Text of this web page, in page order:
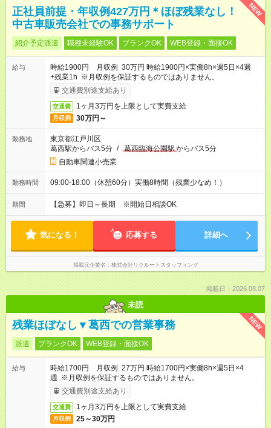
NEW
正社員前提・年収例427万円＊ほぼ残業なし！
中古車販売会社での事務サポート
紹介予定派遣 職種未経験OK ブランクOK WEB登録・面接OK
給与
時給1900円 月収例 30万円 時給1900円×実働8h×週5日×4週
+残業1h ※月収例を保証するものではありません。
交通費別途支給あり
交通費 1ヶ月3万円を上限として実費支給
月収例 30万円～
勤務地
東京都江戸川区
葛西駅からバス5分 / 葛西臨海公園駅からバス5分
自動車関連小売業
勤務時間 09:00-18:00（休憩60分）実働8時間（残業少なめ！）
期間 【急募】即日～長期 ※開始日相談OK
気になる！ 応募する 詳細へ
掲載元企業名 株式会社リクルートスタッフィング
掲載日：2026.08.07
未読
NEW
残業ほぼなし▼葛西での営業事務
派遣 ブランクOK WEB登録・面接OK
給与
時給1700円 月収例 27万円 時給1700円×実働8h×週5日×4
週 ※月収例を保証するものではありません。
交通費別途支給あり
交通費 1ヶ月3万円を上限として実費支給
月収例 25～30万円